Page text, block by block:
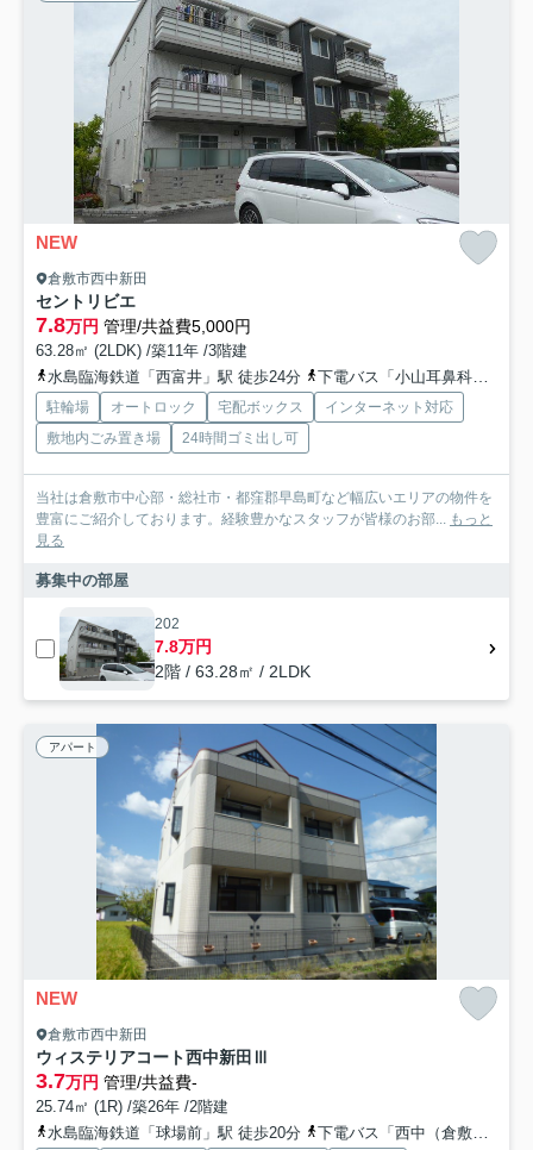
NEW
倉敷市西中新田
セントリビエ
7.8万円 管理/共益費5,000円
63.28㎡ (2LDK) /築11年 /3階建
水島臨海鉄道「西富井」駅 徒歩24分
下電バス「小山耳鼻科前［大高］」バス停下車 徒歩6分
駐輪場 オートロック 宅配ボックス
インターネット対応
敷地内ごみ置き場
24時間ゴミ出し可
当社は倉敷市中心部・総社市・都窪郡早島町など幅広いエリアの物件を
豊富にご紹介しております。経験豊かなスタッフが皆様のお部... もっと
見る
募集中の部屋
202
7.8万円
2階 / 63.28㎡ / 2LDK
アパート
NEW
倉敷市西中新田
ウィステリアコート西中新田Ⅲ
3.7万円 管理/共益費-
25.74㎡ (1R) /築26年 /2階建
水島臨海鉄道「球場前」駅 徒歩20分
下電バス「西中（倉敷市）」バス停下車 徒歩7分